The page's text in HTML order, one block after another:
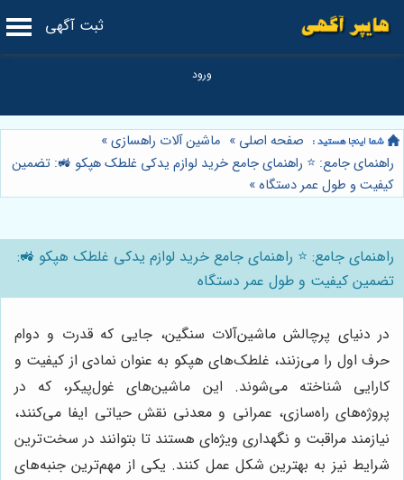
ثبت آگهی
صفحه اصلی » ماشین آلات راهسازی»
راهنمای جامع: ⭐️ راهنمای جامع خرید لوازم یدکی غلطک هپکو 🚜: تضمین
کیفیت و طول عمر دستگاه»
راهنمای جامع: ⭐️ راهنمای جامع خرید لوازم یدکی غلطک هپکو 🚜:
تضمین کیفیت و طول عمر دستگاه
در دنیای پرچالش ماشین‌آلات سنگین، جایی که قدرت و دوام
حرف اول را می‌زنند، غلطک‌های هپکو به عنوان نمادی از کیفیت و
کارایی شناخته می‌شوند. این ماشین‌های غول‌پیکر، که در
پروژه‌های راه‌سازی، عمرانی و معدنی نقش حیاتی ایفا می‌کنند،
نیازمند مراقبت و نگهداری ویژه‌ای هستند تا بتوانند در سخت‌ترین
شرایط نیز به بهترین شکل عمل کنند. یکی از مهم‌ترین جنبه‌های